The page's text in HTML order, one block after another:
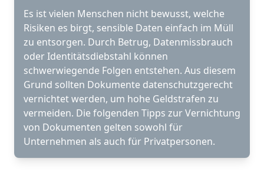
Es ist vielen Menschen nicht bewusst, welche
Risiken es birgt, sensible Daten einfach im Müll
zu entsorgen. Durch Betrug, Datenmissbrauch
oder Identitätsdiebstahl können
schwerwiegende Folgen entstehen. Aus diesem
Grund sollten Dokumente datenschutzgerecht
vernichtet werden, um hohe Geldstrafen zu
vermeiden. Die folgenden Tipps zur Vernichtung
von Dokumenten gelten sowohl für
Unternehmen als auch für Privatpersonen.